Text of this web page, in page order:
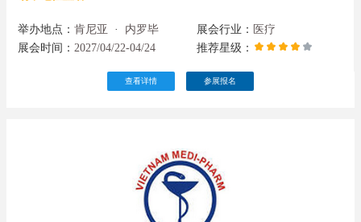
举办地点：肯尼亚 · 内罗毕 展会行业： 医疗
展会时间：2027/04/22-04/24 推荐星级：
查看详情 参展报名